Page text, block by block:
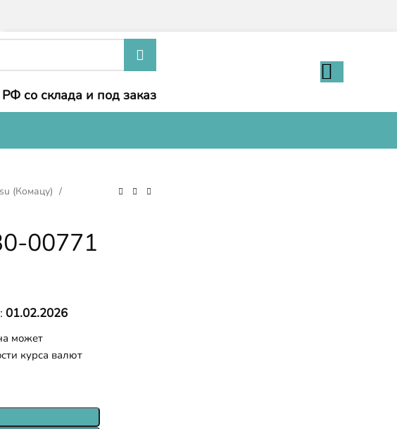
со склада и под заказ
(Комацу)
00771
01.02.2026
может
курса валют